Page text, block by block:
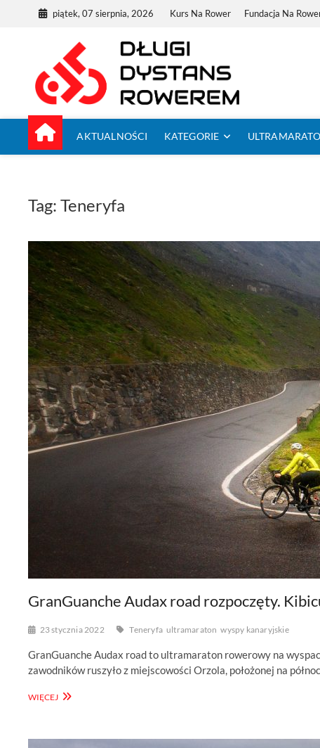
piątek, 07 sierpnia, 2026 Kurs Na Rower Fundacja Na
AKTUALNOŚCI KATEGORIE
Tag:Teneryfa
GranGuanche Audax road rozpoczęty.
23 stycznia 2022 Teneryfa ultramaraton wyspy kanaryjskie
GranGuanche Audax road to ultramaraton rowerowy na
zawodników ruszyło z miejscowości Orzola, położonej na
WIĘCEJGRANGUANCHE